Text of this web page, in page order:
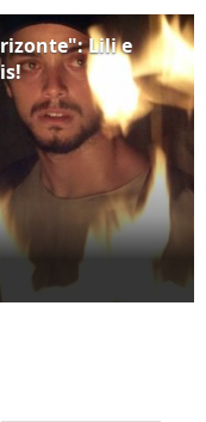
Lili e